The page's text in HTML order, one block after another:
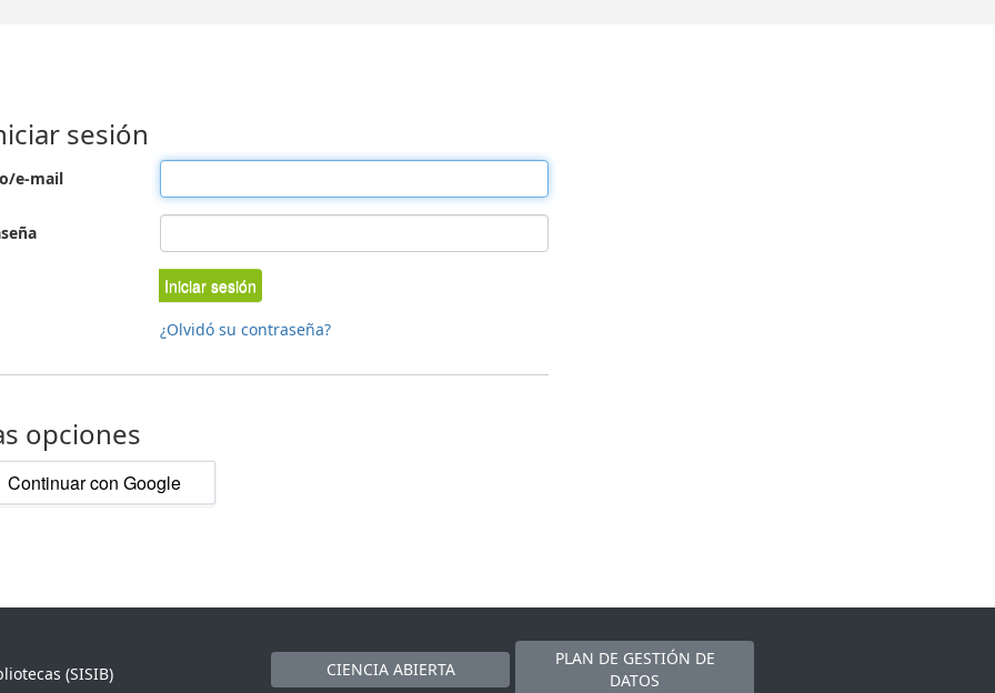
sesión
e-mail
Iniciar sesión
¿Olvidó su contraseña?
opciones
Continuar con Google
(SISIB)
CIENCIA ABIERTA
PLAN DE GESTIÓN DE
DATOS